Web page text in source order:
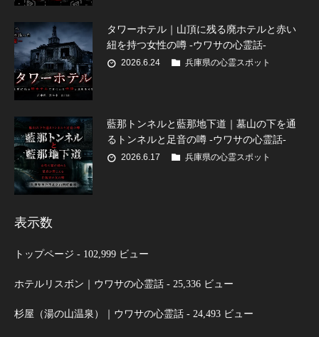
タワーホテル｜山頂に残る廃ホテルと赤い
紐を持つ女性の噂 -ウワサの心霊話-
2026.6.24 兵庫県の心霊スポット
藍那トンネルと藍那地下道｜墓山の下を通
るトンネルと足音の噂 -ウワサの心霊話-
2026.6.17 兵庫県の心霊スポット
表示数
トップページ - 102,999 ビュー
ホテルリスボン｜ウワサの心霊話 - 25,336 ビュー
杉屋（湯の山温泉）｜ウワサの心霊話 - 24,493 ビュー